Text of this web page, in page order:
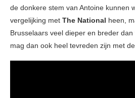
de donkere stem van Antoine kunnen
vergelijking met The National heen,
Brusselaars veel dieper en breder
mag dan ook heel tevreden zijn met